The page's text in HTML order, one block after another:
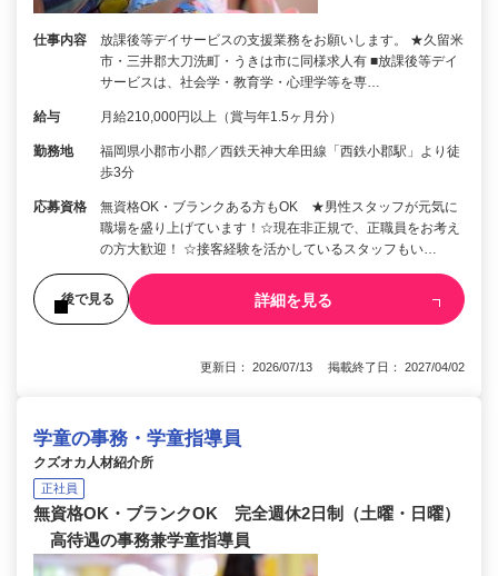
仕事内容
放課後等デイサービスの支援業務をお願いします。 ★久留米
市・三井郡大刀洗町・うきは市に同様求人有 ■放課後等デイ
サービスは、社会学・教育学・心理学等を専…
給与 月給210,000円以上（賞与年1.5ヶ月分）
勤務地
福岡県小郡市小郡／西鉄天神大牟田線「西鉄小郡駅」より徒
歩3分
応募資格
無資格OK・ブランクある方もOK ★男性スタッフが元気に
職場を盛り上げています！☆現在非正規で、正職員をお考え
の方大歓迎！ ☆接客経験を活かしているスタッフもい…
後で見る 詳細を見る
更新日： 2026/07/13 掲載終了日： 2027/04/02
学童の事務・学童指導員
クズオカ人材紹介所
正社員
無資格OK・ブランクOK 完全週休2日制（土曜・日曜）
高待遇の事務兼学童指導員